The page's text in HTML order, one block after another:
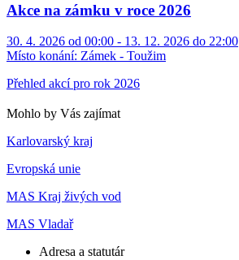
Akce na zámku v roce 2026
30. 4. 2026 od 00:00 - 13. 12. 2026 do 22:00
Místo konání: Zámek - Toužim
Přehled akcí pro rok 2026
Mohlo by Vás zajímat
Karlovarský kraj
Evropská unie
MAS Kraj živých vod
MAS Vladař
Adresa a statutár